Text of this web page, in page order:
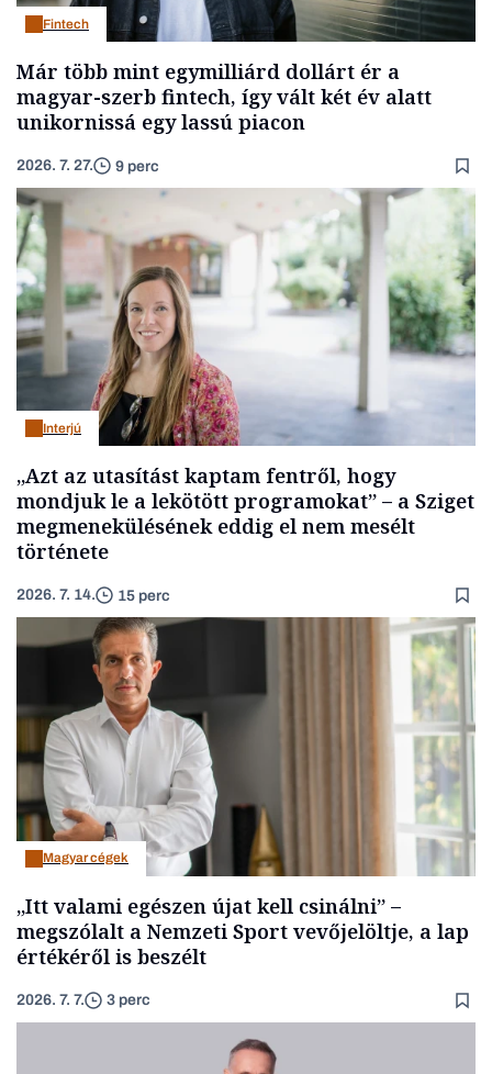
Fintech
Már több mint egymilliárd dollárt ér a
magyar-szerb fintech, így vált két év alatt
unikornissá egy lassú piacon
2026. 7. 27. 9 perc
Interjú
„Azt az utasítást kaptam fentről, hogy
mondjuk le a lekötött programokat” – a Sziget
megmenekülésének eddig el nem mesélt
története
2026. 7. 14. 15 perc
Magyar cégek
„Itt valami egészen újat kell csinálni” –
megszólalt a Nemzeti Sport vevőjelöltje, a lap
értékéről is beszélt
2026. 7. 7. 3 perc